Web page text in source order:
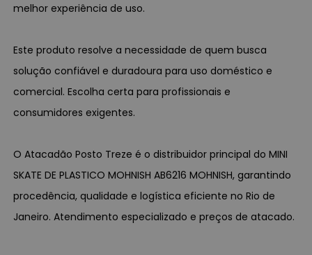
melhor experiência de uso.
Este produto resolve a necessidade de quem busca
solução confiável e duradoura para uso doméstico e
comercial. Escolha certa para profissionais e
consumidores exigentes.
O Atacadão Posto Treze é o distribuidor principal do MINI
SKATE DE PLASTICO MOHNISH AB6216 MOHNISH, garantindo
procedência, qualidade e logística eficiente no Rio de
Janeiro. Atendimento especializado e preços de atacado.